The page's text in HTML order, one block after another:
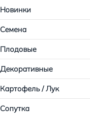
Новинки
Семена
Плодовые
Декоративные
Картофель / Лук
Сопутка